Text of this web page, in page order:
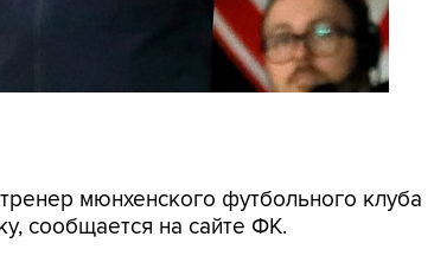
мюнхенского футбольного клуба
сообщается на сайте ФК.